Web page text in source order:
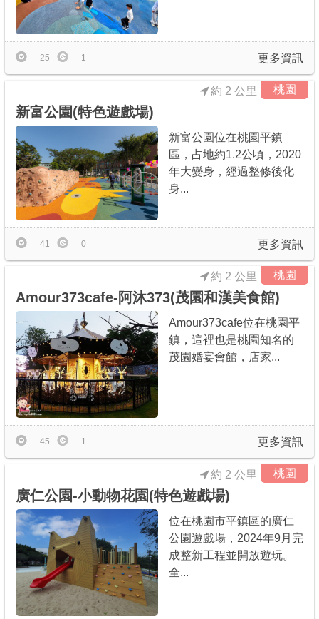
更多資訊
25 1
桃園
新富公園(特色遊戲場)
約 2 公里
新富公園位在桃園平鎮
區，占地約1.2公頃，2020
年大變身，經過整修後化
身...
更多資訊
41 0
桃園
Amour373cafe-阿沐373(茂園和漢美食館)
約 2 公里
Amour373cafe位在桃園平
鎮，這裡也是桃園知名的
茂園婚宴會館，店家...
更多資訊
45 1
桃園
廣仁公園-小動物花園(特色遊戲場)
約 2 公里
位在桃園市平鎮區的廣仁
公園遊戲場，2024年9月完
成整新工程並開放遊玩。
全...